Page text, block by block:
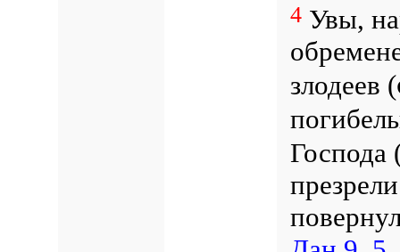
4Увы,
злодеев (
Господа